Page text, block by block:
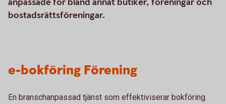
bostadsrättsföreningar.
e-bokföring Förening
En branschanpassad tjänst som effektiviserar bokföring